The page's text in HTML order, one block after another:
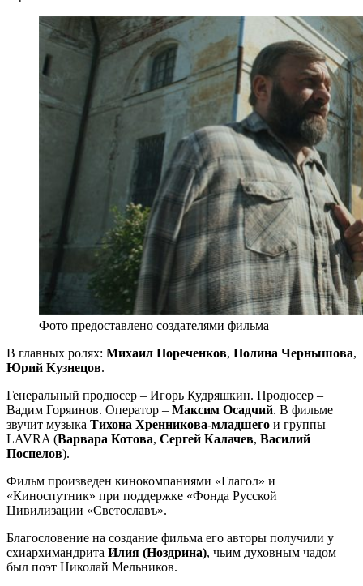
Фото предоставлено создателями фильма
В главных ролях: Михаил Пореченков, Полина Чернышова,
Юрий Кузнецов.
Генеральный продюсер – Игорь Кудряшкин. Продюсер –
Вадим Горяинов. Оператор – Максим Осадчий. В фильме
звучит музыка Тихона Хренникова-младшего и группы
LAVRA (Варвара Котова, Сергей Калачев, Василий
Поспелов).
Фильм произведен кинокомпаниями «Глагол» и
«Киноспутник» при поддержке «Фонда Русской
Цивилизации «Светославъ».
Благословение на создание фильма его авторы получили у
схиархимандрита Илия (Ноздрина), чьим духовным чадом
был поэт Николай Мельников.